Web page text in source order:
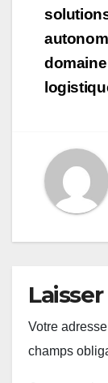
Votre
champs